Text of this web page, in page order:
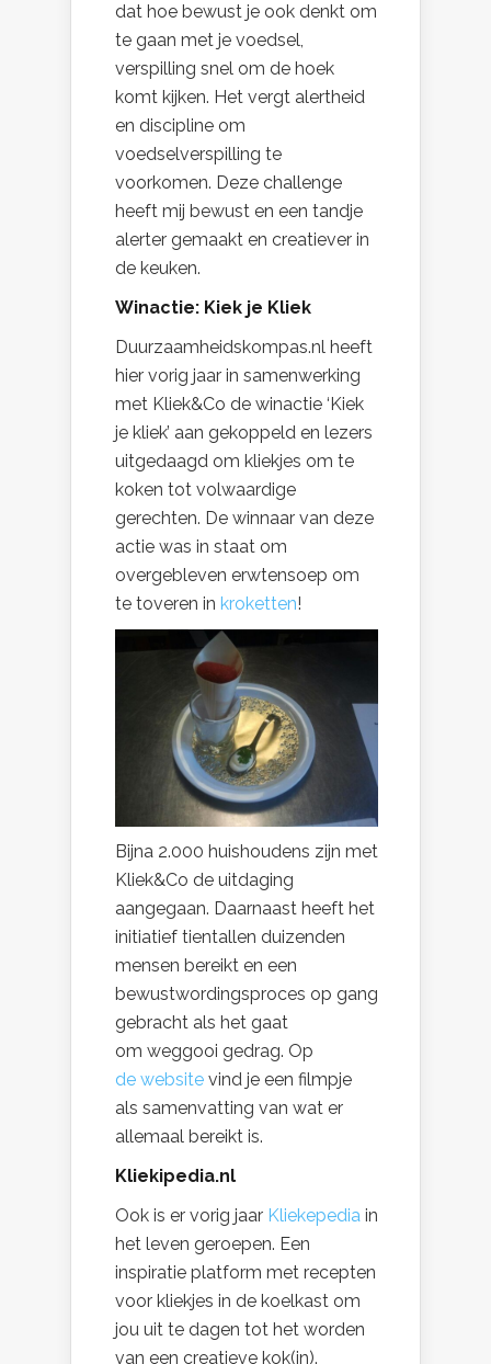
dat hoe bewust je ook denkt om
te gaan met je voedsel,
verspilling snel om de hoek
komt kijken. Het vergt alertheid
en discipline om
voedselverspilling te
voorkomen. Deze challenge
heeft mij bewust en een tandje
alerter gemaakt en creatiever in
de keuken.
Winactie: Kiek je Kliek
Duurzaamheidskompas.nl heeft
hier vorig jaar in samenwerking
met Kliek&Co de winactie ‘Kiek
je kliek’ aan gekoppeld en lezers
uitgedaagd om kliekjes om te
koken tot volwaardige
gerechten. De winnaar van deze
actie was in staat om
overgebleven erwtensoep om
te toveren in kroketten!
Bijna 2.000 huishoudens zijn met
Kliek&Co de uitdaging
aangegaan. Daarnaast heeft het
initiatief tientallen duizenden
mensen bereikt en een
bewustwordingsproces op gang
gebracht als het gaat
om weggooi gedrag. Op
de website vind je een filmpje
als samenvatting van wat er
allemaal bereikt is.
Kliekipedia.nl
Ook is er vorig jaar Kliekepedia in
het leven geroepen. Een
inspiratie platform met recepten
voor kliekjes in de koelkast om
jou uit te dagen tot het worden
van een creatieve kok(in).